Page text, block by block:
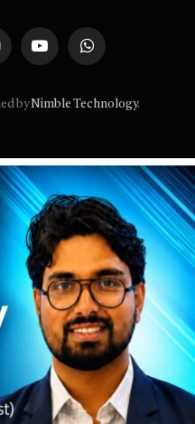
YouTubeWhatsApp
byNimble Technology.